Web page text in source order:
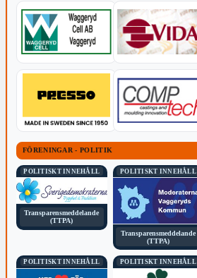
FÖRENINGAR - POLITIK
POLITISKT INNEHÅLL
Transparensmeddelande
(TTPA)
POLITISKT INNEHÅLL
Transparensmeddelande
(TTPA)
POLITISKT INNEHÅLL POLITISKT INNEHÅLL